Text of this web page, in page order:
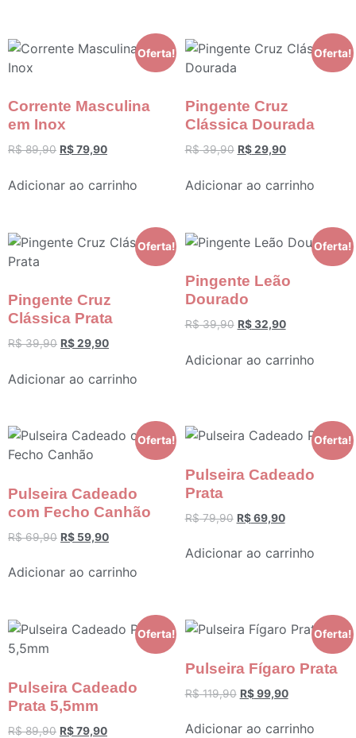
Oferta!
Corrente Masculina
em Inox
R$89,90 R$79,90
Adicionar ao carrinho
Oferta!
Pingente Cruz
Clássica Dourada
R$39,90 R$29,90
Adicionar ao carrinho
Oferta!
Pingente Cruz
Clássica Prata
R$39,90 R$29,90
Adicionar ao carrinho
Oferta!
Pingente Leão
Dourado
R$39,90 R$32,90
Adicionar ao carrinho
Oferta!
Pulseira Cadeado
com Fecho Canhão
R$69,90 R$ 59,90
Adicionar ao carrinho
Oferta!
Pulseira Cadeado
Prata
R$79,90 R$69,90
Adicionar ao carrinho
Oferta!
Pulseira Cadeado
Prata 5,5mm
R$89,90 R$79,90
Oferta!
Pulseira Fígaro Prata
R$119,90 R$99,90
Adicionar ao carrinho